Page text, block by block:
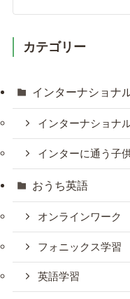
カテゴリー
インターナショナ
インターナショナ
インターに通う子
おうち英語
オンラインワーク
フォニックス学習
英語学習